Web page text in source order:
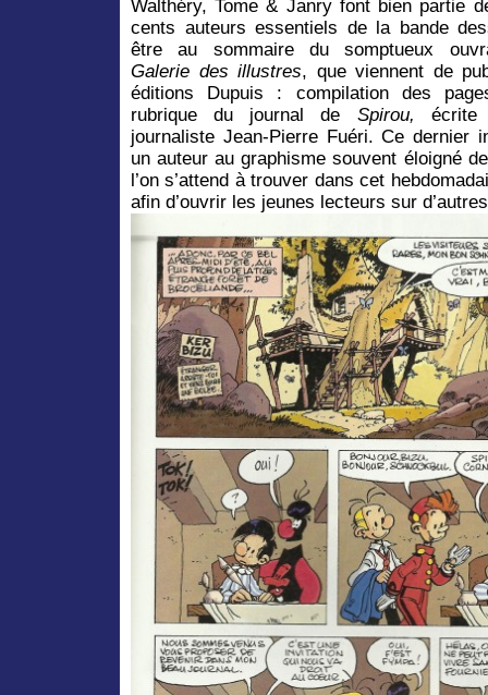
Walthéry, Tome & Janry font bien partie
cents auteurs essentiels de la bande
être au sommaire du somptueux
Galerie des illustres, que viennent de
éditions Dupuis
: compilation des
rubrique du journal de Spirou,
journaliste Jean-Pierre Fuéri. Ce dernier
un auteur au graphisme souvent éloigné
l’on s’attend à trouver dans cet
afin d’ouvrir les jeunes lecteurs sur